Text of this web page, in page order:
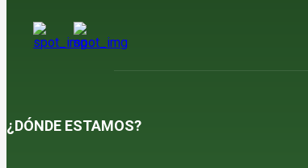
¿DÓNDE ESTAMOS?